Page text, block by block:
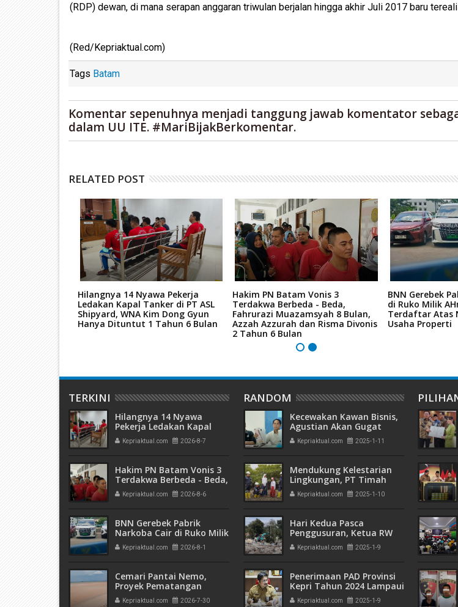
(RDP) dewan, di mana serapan anggaran triwulan berjalan hingga akhir Juli 2017 baru
(Red/Kepriaktual.com)
Tags Batam
Komentar sepenuhnya menjadi tanggung jawab komentator
dalam UU ITE. #MariBijakBerkomentar.
RELATED POST
Hilangnya 14 Nyawa Pekerja
Ledakan Kapal Tanker di PT ASL
Shipyard, WNA Kim Dong Gyun
Hanya Dituntut 1 Tahun 6 Bulan
Hakim PN Batam Vonis 3
Terdakwa Berbeda - Beda,
Fahrurazi Muazamsyah 8 Bulan,
Azzah Azzurah dan Risma Divonis
2 Tahun 6 Bulan
BNN Gerebek
di Ruko Milik
Terdaftar Atas
Usaha Properti
TERKINI
Hilangnya 14 Nyawa
Pekerja Ledakan Kapal
Tanker di PT ASL Shipyard,
WNA Kim Dong Gyun
Bulan
Kepriaktual.com 2026-8-7
Hakim PN Batam Vonis 3
Terdakwa Berbeda - Beda,
Fahrurazi Muazamsyah 8
Bulan, Azzah Azzurah dan
Bulan
Kepriaktual.com 2026-8-6
BNN Gerebek Pabrik
Narkoba Cair di Ruko Milik
AHr, Alphard Disita
Terdaftar Atas Nama PT
Kepriaktual.com 2026-8-1
Cemari Pantai Nemo,
Proyek Pematangan
Lahan Teluk Mata Ikan
Kepriaktual.com 2026-7-30
RANDOM
Kecewakan Kawan Bisnis,
Agustian Akan Gugat
Direktur PT Oods Era
Mandiri ke Pengadilan
Kepriaktual.com 2025-1-11
Mendukung Kelestarian
Lingkungan, PT Timah
Gelar Program
Penanaman Pohon
Kepriaktual.com 2025-1-10
Hari Kedua Pasca
Penggusuran, Ketua RW
016 Tembesi Tower Minta
Warga Lakukan
Kepriaktual.com 2025-1-9
Penerimaan PAD Provinsi
Kepri Tahun 2024 Lampaui
Target Sebesar 102.27
Kepriaktual.com 2025-1-9